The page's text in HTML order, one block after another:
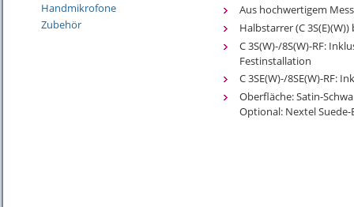
Handmikrofone
Zubehör
Aus hochwertigem
Halbstarrer (C
C 3S(W)-/8S(W)-RF:
Festinstallation
C 3SE(W)-/8SE(W)-RF:
Oberfläche: Satin-
Optional: Nextel